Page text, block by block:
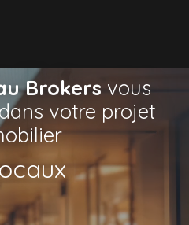
Brokers vous
votre projet
d’Activités